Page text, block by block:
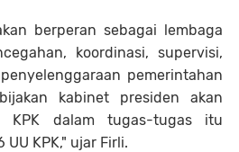
berperan sebagai lembaga
koordinasi, supervisi,
pemerintahan
kabinet presiden akan
KPK dalam tugas-tugas itu
KPK," ujar Firli.